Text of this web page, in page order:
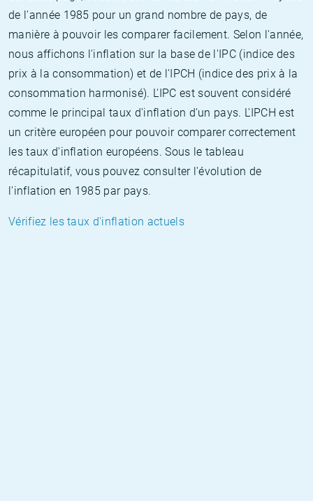
de l'année 1985 pour un grand nombre de pays, de
manière à pouvoir les comparer facilement. Selon l'année,
nous affichons l'inflation sur la base de l'IPC (indice des
prix à la consommation) et de l'IPCH (indice des prix à la
consommation harmonisé). L'IPC est souvent considéré
comme le principal taux d'inflation d'un pays. L'IPCH est
un critère européen pour pouvoir comparer correctement
les taux d'inflation européens. Sous le tableau
récapitulatif, vous pouvez consulter l'évolution de
l'inflation en 1985 par pays.
Vérifiez les taux d'inflation actuels